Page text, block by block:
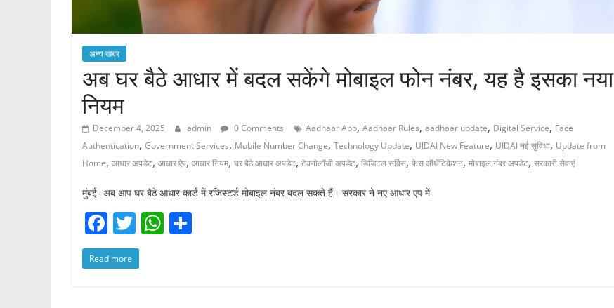
अन्य खबर
अब घर बैठे आधार में बदल सकेंगे मोबाइल फोन नंबर, यह है इसका नया
नियम
December 4, 2025 admin 0 Comments Aadhaar App, Aadhaar Rules, aadhaar update, Digital Service, Face
Authentication, Government Services, Mobile Number Change, Technology Update, UIDAI New Feature, UIDAI नई सुविधा, Update from
Home, आधार अपडेट, आधार ऐप, आधार नियम, घर बैठे आधार अपडेट, टेक्नोलॉजी अपडेट, डिजिटल सर्विस, फेस ऑथेंटिकेशन, मोबाइल नंबर अपडेट, सरकारी सेवाएं
मुंबई- अब आप घर बैठे आधार कार्ड में रजिस्टर्ड मोबाइल नंबर बदल सकते हैं। सरकार ने नए आधार एप में
F
a
c
T
w
itt
W
Read more